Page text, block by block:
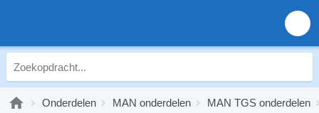
Onderdelen MAN onderdelen MAN TGS onderdelen